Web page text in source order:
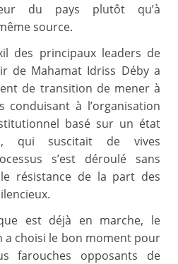
du pays plutôt qu’à
source.
des principaux leaders de
de Mahamat Idriss Déby a
de transition de mener à
conduisant à l’organisation
basé sur un état
qui suscitait de vives
s’est déroulé sans
résistance de la part des
est déjà en marche, le
choisi le bon moment pour
farouches opposants de